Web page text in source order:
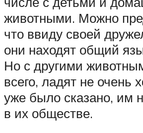
животными. Можно
что ввиду своей
они находят общий
Но с другими
всего, ладят не очень
уже было сказано, им
в их обществе.